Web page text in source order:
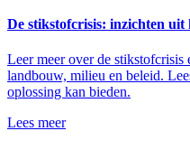
De stikstofcrisis: inzichten uit
Leer meer over de stikstofcrisis
landbouw, milieu en beleid.
oplossing kan bieden.
Lees meer